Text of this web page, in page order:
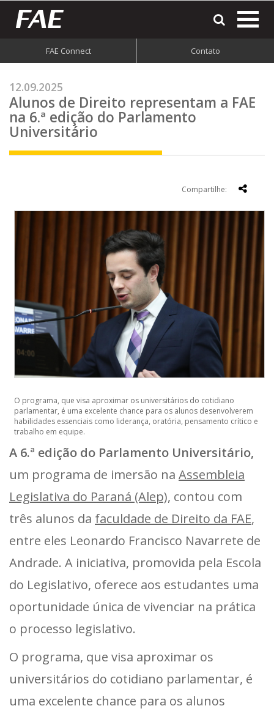
FAE Connect Contato
12.09.2025
Alunos de Direito representam a FAE
na 6.ª edição do Parlamento
Universitário
Compartilhe:
O programa, que visa aproximar os universitários do cotidiano
parlamentar, é uma excelente chance para os alunos desenvolverem
habilidades essenciais como liderança, oratória, pensamento crítico e
trabalho em equipe.
A 6.ª edição do Parlamento Universitário,
um programa de imersão na Assembleia
Legislativa do Paraná (Alep), contou com
três alunos da faculdade de Direito da FAE,
entre eles Leonardo Francisco Navarrete de
Andrade. A iniciativa, promovida pela Escola
do Legislativo, oferece aos estudantes uma
oportunidade única de vivenciar na prática
o processo legislativo.
O programa, que visa aproximar os
universitários do cotidiano parlamentar, é
uma excelente chance para os alunos